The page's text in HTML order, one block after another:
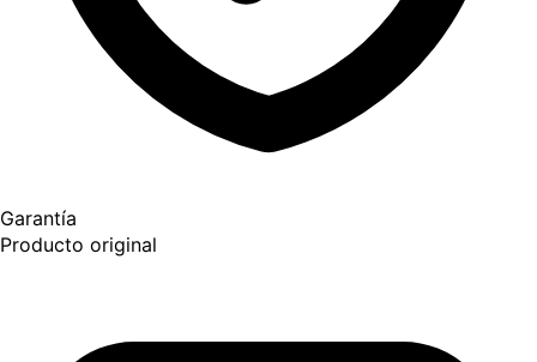
Garantía
Producto original